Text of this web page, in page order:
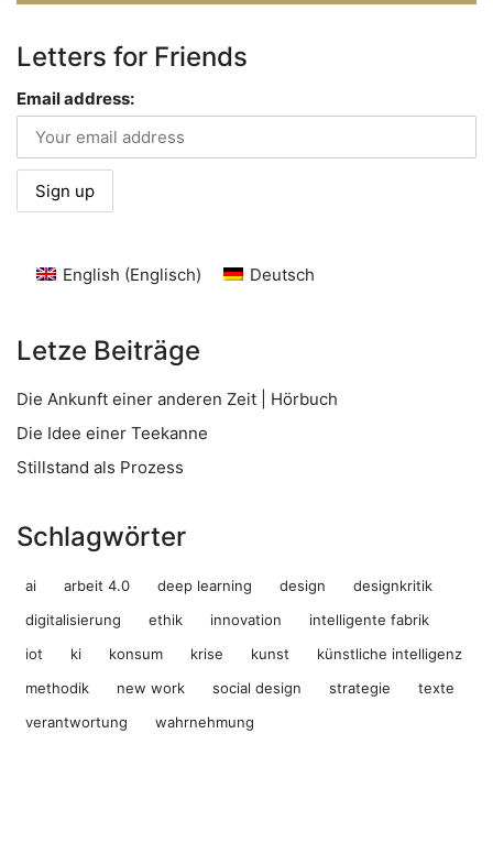
Letters for Friends
Email address:
English (Englisch) Deutsch
Letze Beiträge
Die Ankunft einer anderen Zeit | Hörbuch
Die Idee einer Teekanne
Stillstand als Prozess
Schlagwörter
ai arbeit 4.0 deep learning design
designkritik
digitalisierung
ethik innovation
intelligente fabrik
iot
ki konsum krise kunst
künstliche intelligenz
methodik
new work social design strategie
texte
verantwortung
wahrnehmung